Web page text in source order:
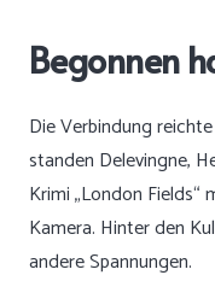
Begonnen
Die Verbindung
standen Delevingne,
Krimi „London
Kamera. Hinter den
andere Spannungen.